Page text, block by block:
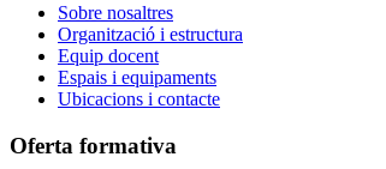
Sobre nosaltres
Organització i estructura
Equip docent
Espais i equipaments
Ubicacions i contacte
Oferta formativa